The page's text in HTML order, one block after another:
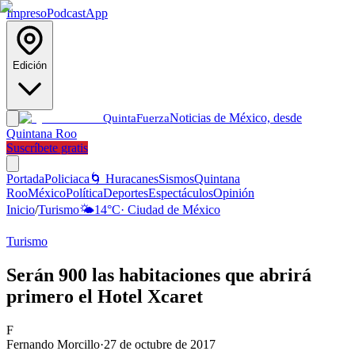
ImpresoPodcastApp
Edición
QuintaFuerzaNoticias de México, desde
Quintana Roo
Suscríbete gratis
PortadaPoliciaca 🌀 HuracanesSismosQuintana
RooMéxicoPolíticaDeportesEspectáculosOpinión
Inicio/Turismo🌤️14°C· Ciudad de México
Turismo
Serán 900 las habitaciones que abrirá
primero el Hotel Xcaret
F
Fernando Morcillo·27 de octubre de 2017